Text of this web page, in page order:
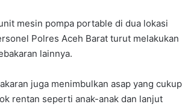
mesin pompa portable di dua lokasi
Polres Aceh Barat turut melakukan
lainnya.
juga menimbulkan asap yang cukup
rentan seperti anak-anak dan lanjut